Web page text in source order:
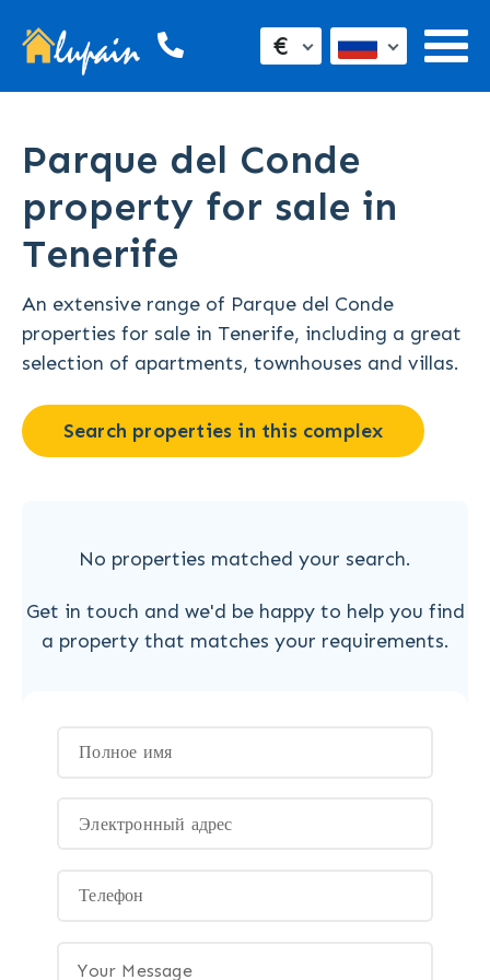
€
Parque del Conde
property for sale in
Tenerife
An extensive range of Parque del Conde
properties for sale in Tenerife, including a great
selection of apartments, townhouses and villas.
Search properties in this complex
No properties matched your search.
Get in touch and we'd be happy to help you find
a property that matches your requirements.